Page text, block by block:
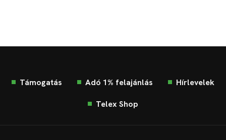
Támogatás Adó 1% felajánlás Hírlevelek
Telex Shop